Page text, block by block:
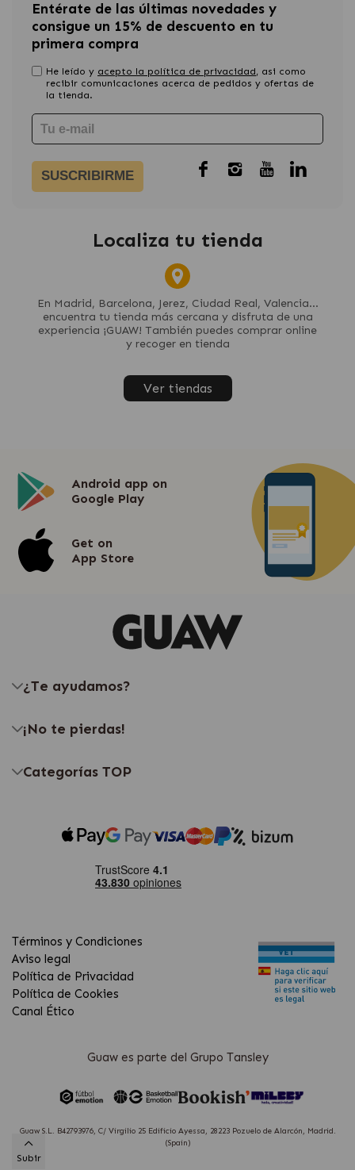
Entérate de las últimas novedades y
consigue un 15% de descuento en tu
primera compra
He leído y acepto la política de privacidad, asi como
recibir comunicaciones acerca de pedidos y ofertas de
la tienda.
SUSCRIBIRME
Localiza tu tienda
En Madrid, Barcelona, Jerez, Ciudad Real, Valencia...
encuentra tu tienda más cercana y disfruta de una
experiencia ¡GUAW! También puedes comprar online
y recoger en tienda
Ver tiendas
Android app on
Google Play
Get on
App Store
¿Te ayudamos?
¡No te pierdas!
Categorías TOP
Términos y Condiciones
Aviso legal
Política de Privacidad
Política de Cookies
Canal Ético
Guaw es parte del Grupo Tansley
Guaw S.L. B42793976, C/ Virgilio 25 Edificio Ayessa, 28223 Pozuelo de Alarcón, Madrid.
(Spain)
Subir